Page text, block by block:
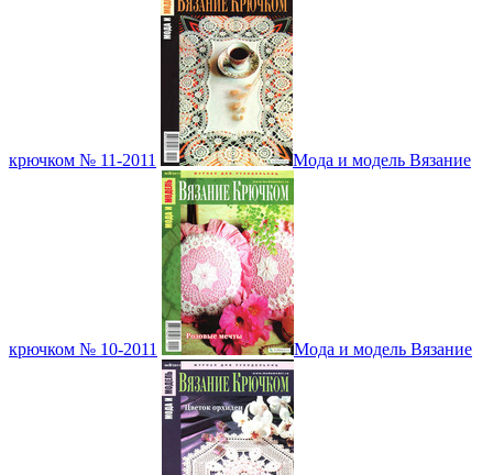
крючком № 11-2011 Мода и модель Вязание
крючком № 10-2011 Мода и модель Вязание